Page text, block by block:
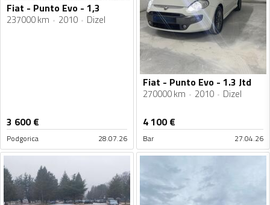
Fiat - Punto Evo - 1,3
237000 km 2010 Dizel
3 600€
Podgorica 28.07.26
Fiat - Punto Evo - 1.3 Jtd
270000 km 2010 Dizel
4 100€
Bar 27.04.26